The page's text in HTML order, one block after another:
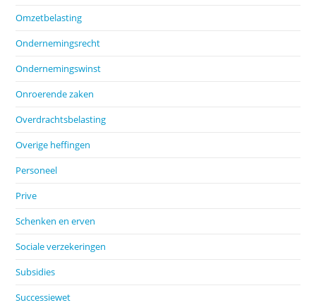
Omzetbelasting
Ondernemingsrecht
Ondernemingswinst
Onroerende zaken
Overdrachtsbelasting
Overige heffingen
Personeel
Prive
Schenken en erven
Sociale verzekeringen
Subsidies
Successiewet